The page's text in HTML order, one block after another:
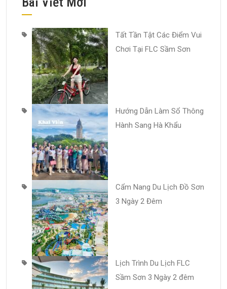
Tất Tần Tật Các Điểm Vui
Chơi Tại FLC Sầm Sơn
Hướng Dẫn Làm Sổ Thông
Hành Sang Hà Khẩu
Cẩm Nang Du Lịch Đồ Sơn
3 Ngày 2 Đêm
Lịch Trình Du Lịch FLC
Sầm Sơn 3 Ngày 2 đêm